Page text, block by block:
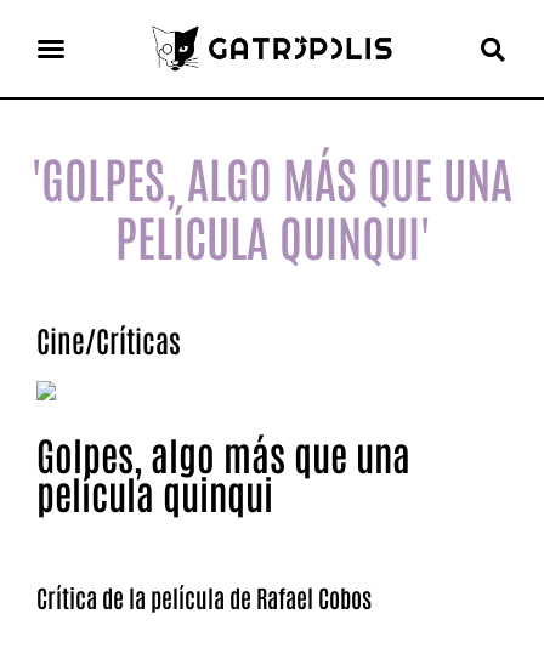
'GOLPES, ALGO MÁS QUE UNA
PELÍCULA QUINQUI'
Cine/Críticas
Golpes, algo más que una
película quinqui
Crítica de la película de Rafael Cobos